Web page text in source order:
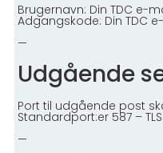
Brugernavn: Din TDC e-
Adgangskode: Din TDC
—
Udgående
Port til udgående post
Standardport:er 587 – TLS
—